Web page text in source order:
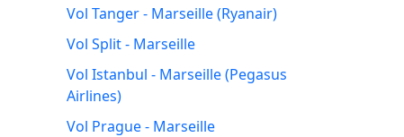
Vol Tanger - Marseille (Ryanair)
Vol Split - Marseille
Vol Istanbul - Marseille (Pegasus
Airlines)
Vol Prague - Marseille